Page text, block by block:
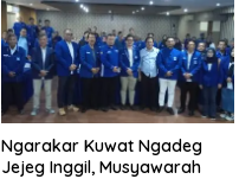
Ngarakar Kuwat Ngadeg
Jejeg Inggil, Musyawarah